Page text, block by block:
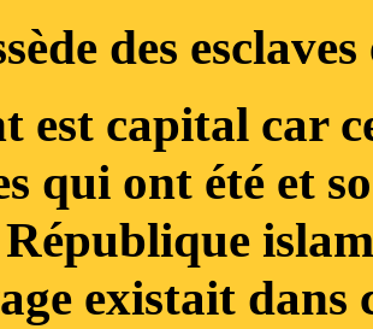
des
est capital car
qui ont été et
existait